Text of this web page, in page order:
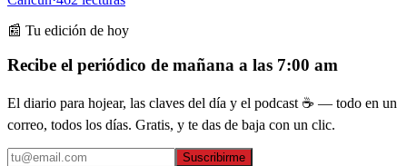
📰 Tu edición de hoy
Recibe el periódico de mañana a las 7:00 am
El diario para hojear, las claves del día y el podcast ☕ — todo en un
correo, todos los días. Gratis, y te das de baja con un clic.
Suscribirme